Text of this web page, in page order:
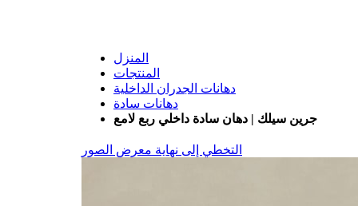
المنزل
المنتجات
دهانات الجدران الداخلية
دهانات سادة
جرين سيلك | دهان سادة داخلي ربع لامع
التخطي إلى نهاية معرض الصور